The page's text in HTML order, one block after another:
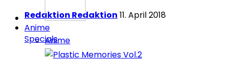
Redaktion Redaktion 11. April 2018
Anime
Anime
Specials